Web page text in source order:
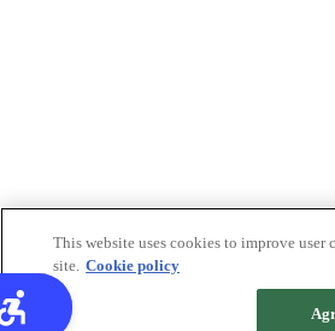
This website uses cookies to improve
site. Cookie policy